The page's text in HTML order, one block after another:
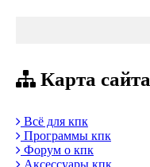
Карта сайта
Всё для кпк
Программы кпк
Форум о кпк